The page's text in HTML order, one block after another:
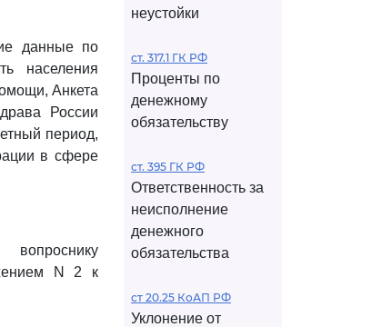
данные по
населения
Анкета
России
период,
в сфере
N 2 к
неустойки
ст. 317.1 ГК РФ
Проценты по
денежному
обязательству
ст. 395 ГК РФ
Ответственность за
неисполнение
денежного
обязательства
ст 20.25 КоАП РФ
Уклонение от